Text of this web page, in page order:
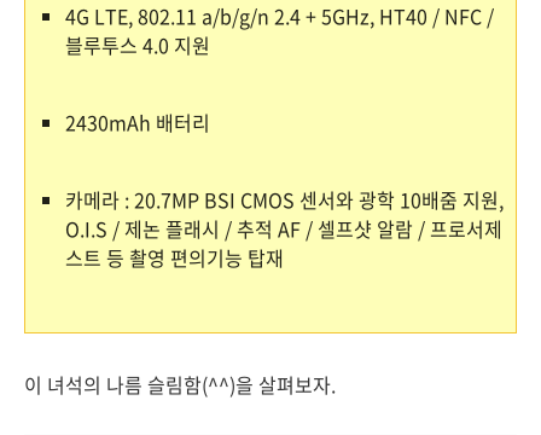
4G LTE, 802.11 a/b/g/n 2.4 + 5GHz, HT40 / NFC /
블루투스 4.0 지원
2430mAh 배터리
카메라 : 20.7MP BSI CMOS 센서와 광학 10배줌 지원,
O.I.S / 제논 플래시 / 추적 AF / 셀프샷 알람 / 프로서제
스트 등 촬영 편의기능 탑재
이 녀석의 나름 슬림함(^^)을 살펴보자.